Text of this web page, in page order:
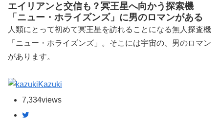
エイリアンと交信も？冥王星へ向かう探索機
「ニュー・ホライズンズ」に男のロマンがある
人類にとって初めて冥王星を訪れることになる無人探査機
「ニュー・ホライズンズ」。そこには宇宙の、男のロマン
があります。
Kazuki
7,334views